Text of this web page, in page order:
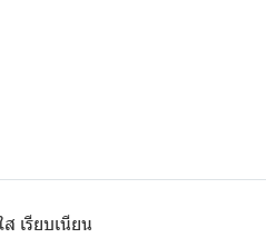
เรียบเนียน